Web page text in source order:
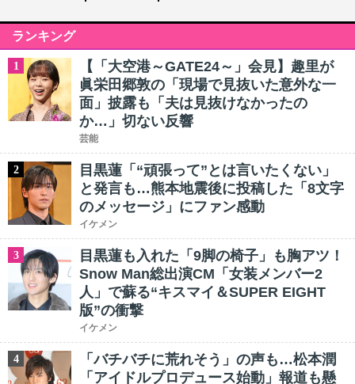
ランキング
1
【「大空港～GATE24～」会見】趣里が
眞栄田郷敦の「現場で見抜いた意外な一
面」披露も「夫は見抜けなかったの
か…」切ない反響
芸能
2
目黒蓮「“頑張って”とは言いたくない」
と発言も…熊本地震後に投稿した「8文字
のメッセージ」にファン感動
イケメン
3
目黒蓮も入れた「9脚の椅子」も胸アツ！
Snow Man総出演CM「女装メンバー2
人」で蘇る“キスマイ＆SUPER EIGHT
版”の衝撃
イケメン
4
「バチバチに荒れそう」の声も…松本潤
「アイドルプロデュース始動」報道も懸